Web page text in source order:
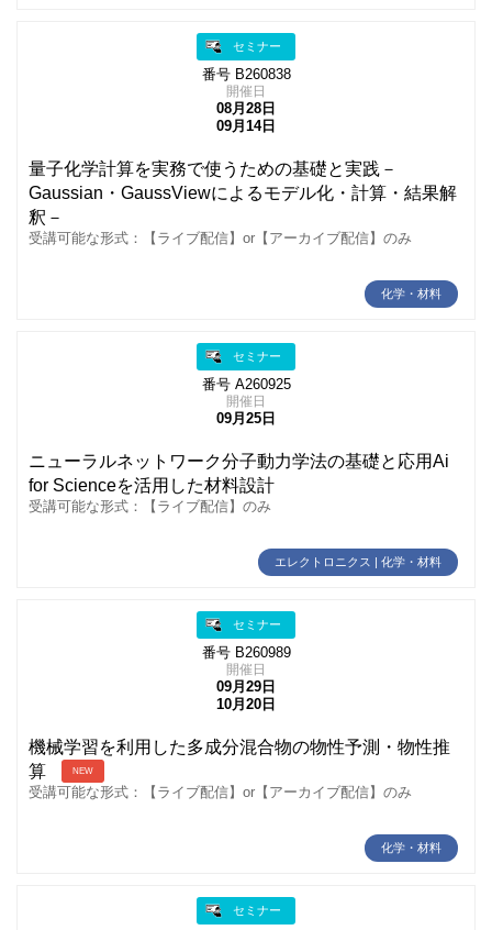
セミナー
番号 B260838
開催日
08月28日
09月14日
量子化学計算を実務で使うための基礎と実践－
Gaussian・GaussViewによるモデル化・計算・結果解
釈－
受講可能な形式：【ライブ配信】or【アーカイブ配信】のみ
化学・材料
セミナー
番号 A260925
開催日
09月25日
ニューラルネットワーク分子動力学法の基礎と応用Ai
for Scienceを活用した材料設計
受講可能な形式：【ライブ配信】のみ
エレクトロニクス | 化学・材料
セミナー
番号 B260989
開催日
09月29日
10月20日
機械学習を利用した多成分混合物の物性予測・物性推
算
NEW
受講可能な形式：【ライブ配信】or【アーカイブ配信】のみ
化学・材料
セミナー